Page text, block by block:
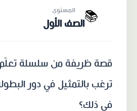
📚 المستوى
الصف الأول
قصة ظريفة من سلسلة تعلّم
ترغب بالتمثيل في دور
في ذلك؟